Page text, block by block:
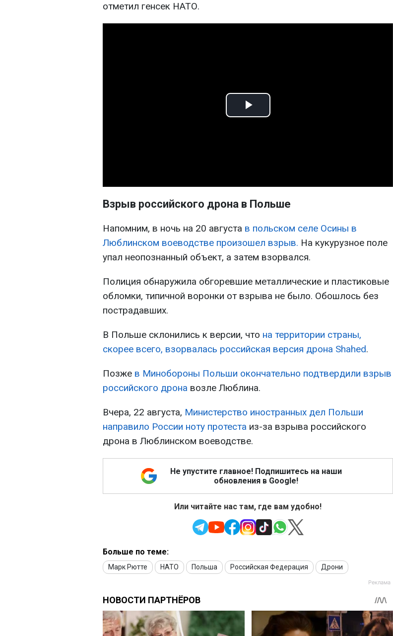
отметил генсек НАТО.
Play
Взрыв российского дрона в Польше
Напомним, в ночь на 20 августа в польском селе Осины в
Люблинском воеводстве произошел взрыв. На кукурузное поле
упал неопознанный объект, а затем взорвался.
Полиция обнаружила обгоревшие металлические и пластиковые
обломки, типичной воронки от взрыва не было. Обошлось без
пострадавших.
В Польше склонились к версии, что на территории страны,
скорее всего, взорвалась российская версия дрона Shahed.
Позже в Минобороны Польши окончательно подтвердили взрыв
российского дрона возле Люблина.
Вчера, 22 августа, Министерство иностранных дел Польши
направило России ноту протеста из-за взрыва российского
дрона в Люблинском воеводстве.
Не упустите главное! Подпишитесь на наши
обновления в Google!
Или читайте нас там, где вам удобно!
Больше по теме:
Марк Рютте НАТО Польша Российская Федерация Дрони